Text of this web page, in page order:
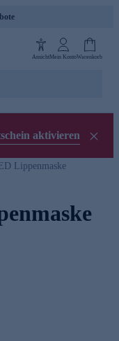
AnsichtMein KontoWarenkorb
aktivieren
Lippenmaske